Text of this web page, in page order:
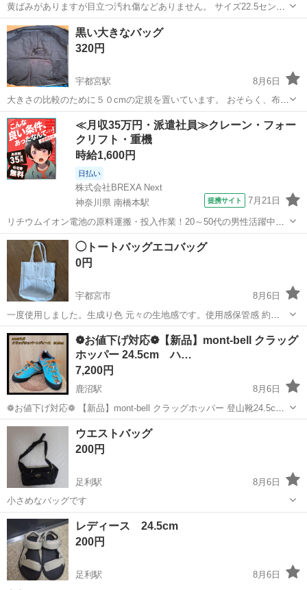
黄ばみがありますが目立つ汚れ傷などありません。 サイズ22.5センチ
になります。
栃木 真岡市 真岡駅
黒い大きなバッグ
320円
宇都宮駅
8月6日
大きさの比較のために５０cmの定規を置いています。 おそらく、布団
のようなものを入れていたのかと思います。 使わないのでお使いにな
る方にお譲りします。
栃木 宇都宮市 宇都宮駅 バッグ 使い
≪月収35万円・派遣社員≫クレーン・フォー
クリフト・重機
時給1,600円
日払い
株式会社BREXA Next
神奈川県 南橋本駅
提携サイト 7月21日
リチウムイオン電池の原料運搬・投入作業！20～50代の男性活躍中★
ワンルーム寮完備！赴任旅費会社負担！年間休日130日★フォークリフ
ト免許お持ちの方、活躍中！就業先食堂利用可★《神奈川県相模原
市》 人気の工場のお仕事 ◇電...
神奈川 相模原市 南橋本駅
◯トートバッグエコバッグ
0円
宇都宮市
8月6日
一度使用しました。生成り色 元々の生地感です。使用感保管感 約
32×33×4 フロントにカレンダープリントが施された、コットン素材の
シンプルなトートバッグです。 - ブランド: Maison Margiela...
栃木 宇都宮市 バッグ エコバッグ
❁お値下げ対応❁【新品】mont-bell クラッグ
ホッパー 24.5cm ハ…
7,200円
鹿沼駅
8月6日
❁お値下げ対応❁ 【新品】mont-bell クラッグホッパー 登山靴24.5cm
ハイキングシューズ 家族が購入後に使用せず自宅保管しておりまし
た。 使っていただける方に是非。 以下サイト参照↓ アウトソールの
栃木 鹿沼市 鹿沼駅 靴
ウエストバッグ
200円
足利駅
8月6日
小さめなバッグです
栃木 足利市 足利駅 バッグ
レディース 24.5cm
200円
足利駅
8月6日